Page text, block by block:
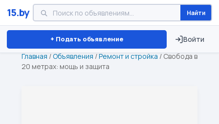
15.by Найти
+ Подать объявление Войти
Минск Витебск Брест ⏱ ТОЛЬКО 15 ДНЕЙ
Главная /Объявления /Ремонт и стройка / Свобода в
20 метрах: мощь и защита